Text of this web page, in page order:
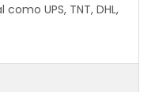
UPS, TNT, DHL,